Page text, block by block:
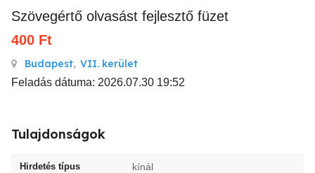
Szövegértő olvasást fejlesztő füzet
400 Ft
Budapest, VII. kerület
Feladás dátuma: 2026.07.30 19:52
Tulajdonságok
Hirdetés típus kínál